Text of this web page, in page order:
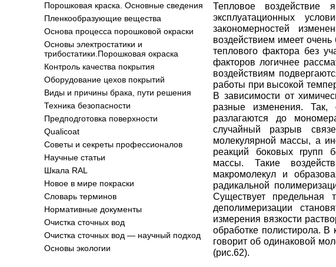
Порошковая краска. Основные сведения
Пленкообразующие вещества
Основа процесса порошковой окраски
Основы электростатики и
трибостатики.Порошковая окраска
Контроль качества покрытия
Оборудование цехов покрытий
Виды и причины брака, пути решения
Техника безопасности
Предподготовка поверхности
Qualicoat
Советы и секреты профессионалов
Научные статьи
Шкала RAL
Новое в мире покраски
Словарь терминов
Нормативные документы
Очистка сточных вод
Очистка сточных вод — научный подход
Основы экологии
Тепловое воздействие
эксплуатационных
закономерностей
воздействием имеет
теплового фактора без
факторов логичнее
воздействиям
работы при высокой
В зависимости от
разные изменения.
разлагаются до
случайный разрыв
молекулярной массы, а
реакций боковых rpyпп
массы. Такие
макромолекул и
радикальной
Существует предельная
деполимеризации
измерения вязкости
обработке полистирола. В
говорит об одинаковой
(рис.62).